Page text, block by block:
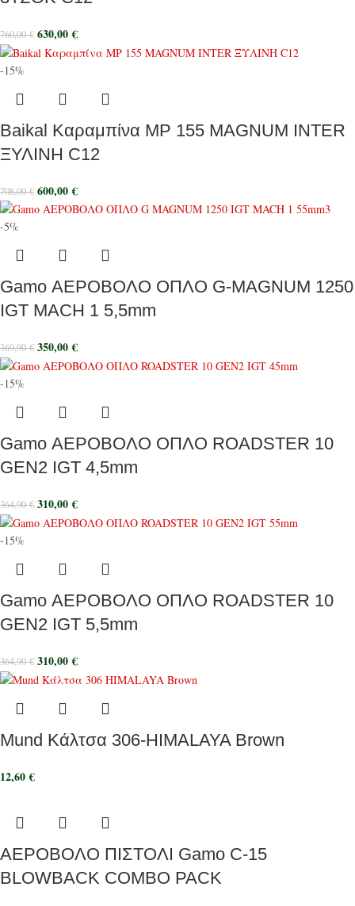
760,00€ 630,00€
-15%
Baikal Καραμπίνα MP 155 MAGNUM INTER
ΞΥΛΙΝΗ C12
708,00€ 600,00€
-5%
Gamo ΑΕΡΟΒΟΛΟ ΟΠΛΟ G-MAGNUM 1250
IGT MACH 1 5,5mm
369,90€ 350,00€
-15%
Gamo ΑΕΡΟΒΟΛΟ ΟΠΛΟ ROADSTER 10
GEN2 IGT 4,5mm
364,90€ 310,00€
-15%
Gamo ΑΕΡΟΒΟΛΟ ΟΠΛΟ ROADSTER 10
GEN2 IGT 5,5mm
364,90€ 310,00€
Mund Κάλτσα 306-HIMALAYA Brown
12,60€
ΑΕΡΟΒΟΛΟ ΠΙΣΤΟΛΙ Gamo C-15
BLOWBACK COMBO PACK